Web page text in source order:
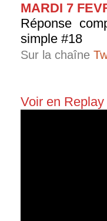
MARDI 7
Réponse
simple #18
Sur la chaîne
Voir en